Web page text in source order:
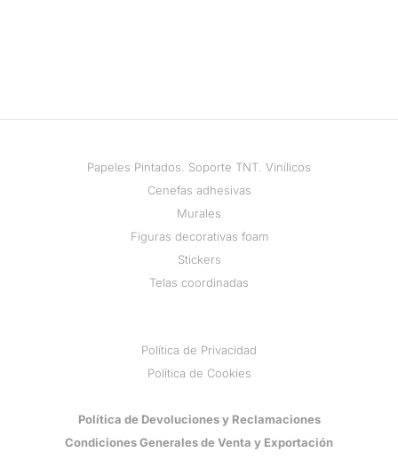
Papeles Pintados. Soporte TNT. Vinílicos
Cenefas adhesivas
Murales
Figuras decorativas foam
Stickers
Telas coordinadas
Política de Privacidad
Política de Cookies
Política de Devoluciones y Reclamaciones
Condiciones Generales de Venta y Exportación